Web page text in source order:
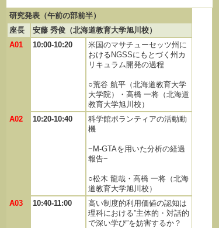
研究発表（午前の部前半）
座長
安藤 秀俊（北海道教育大学旭川校）
A01
10:00-10:20
米国のマサチューセッツ州に
おけるNGSSにもとづく州カ
リキュラム開発の過程
○荒谷 航平（北海道教育大学
大学院）・高橋 一将（北海道
教育大学旭川校）
A02
10:20-10:40
科学館ボランティアの活動動
機
−M-GTAを用いた分析の経過
報告−
○松木 龍哉・高橋 一将（北海
道教育大学旭川校）
A03
10:40-11:00
高い制度的利用価値の認知は
理科における”主体的・対話的
で深い学び”を妨害するか？